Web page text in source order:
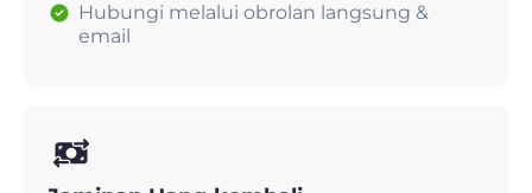
Hubungi melalui obrolan langsung &
email